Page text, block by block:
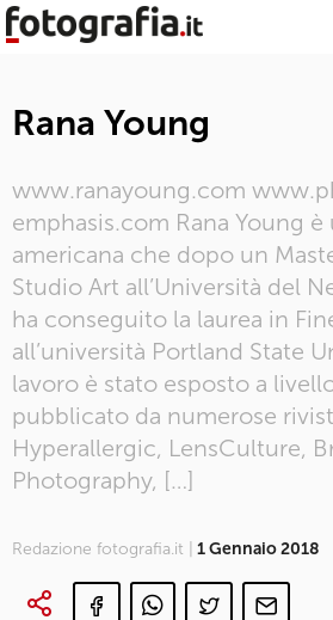
Rana Young
www.ranayoung.com
emphasis.com Rana Young è
americana che dopo un
Studio Art all’Università del
ha conseguito la laurea in
all’università Portland State
lavoro è stato esposto a
pubblicato da numerose
Hyperallergic, LensCulture,
Photography, […]
Redazione fotografia.it | 1 Gennaio 2018